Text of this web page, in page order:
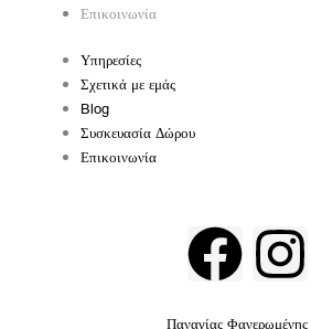
Επικοινωνία
Υπηρεσίες
Σχετικά με εμάς
Blog
Συσκευασία Δώρου
Επικοινωνία
F
a
I
n
Παναγίας